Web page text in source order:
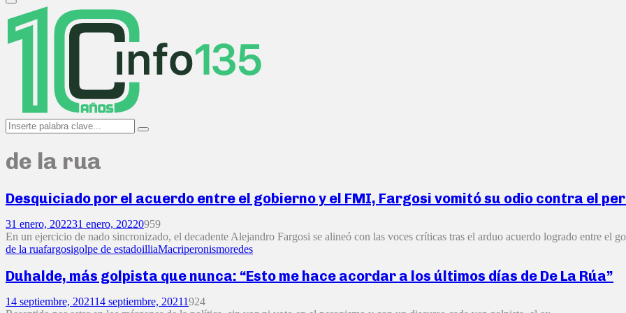
Primary
Menu
Search
for:
Search
de la rua
Desquiciado por el acuerdo entre el gobierno y el FMI, Fargosi vomitó su odio contra el
31 enero, 202231 enero, 20220959
En un ejercicio de nado sincronizado, el decadente Alejandro Fargosi se alineó con las voces críticas tras el arduo acuerdo logrado entre el
de la ruafargosigolpe de estadoilliaMacriperonismoredes
Duhalde, más golpista que nunca: “Esto me hace acordar a los últimos días de De La Rúa”
14 septiembre, 202114 septiembre, 20211924